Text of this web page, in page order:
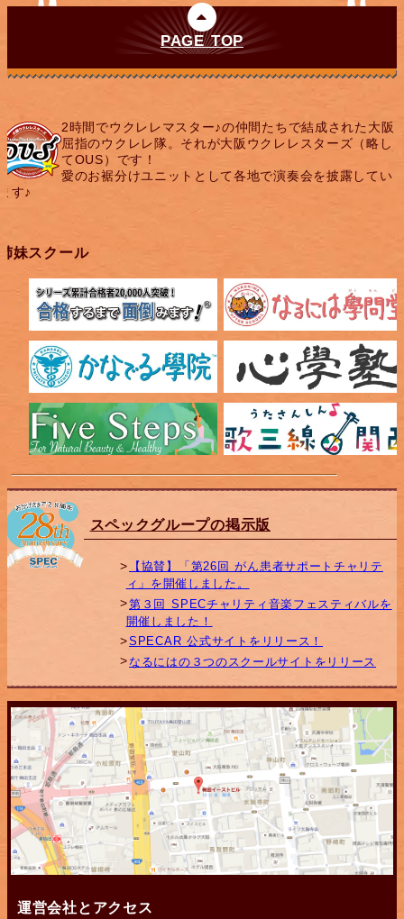
PAGE TOP
2時間でウクレレマスター♪の仲間たちで結成された大阪
屈指のウクレレ隊。それが大阪ウクレレスターズ（略し
てOUS）です！
愛のお裾分けユニットとして各地で演奏会を披露してい
す♪
妹スクール
スペックグループの掲示版
【協賛】「第26回 がん患者サポートチャリテ
ィ」を開催しました。
第３回 SPECチャリティ音楽フェスティバルを
開催しました！
SPECAR 公式サイトをリリース！
なるにはの３つのスクールサイトをリリース
運営会社とアクセス